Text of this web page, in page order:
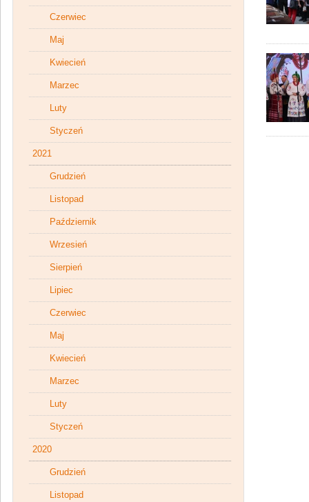
Czerwiec
Maj
Kwiecień
Marzec
Luty
Styczeń
2021
Grudzień
Listopad
Październik
Wrzesień
Sierpień
Lipiec
Czerwiec
Maj
Kwiecień
Marzec
Luty
Styczeń
2020
Grudzień
Listopad